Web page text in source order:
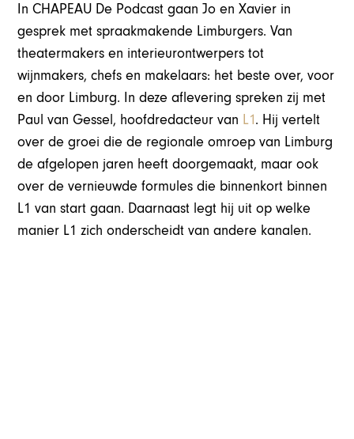
In CHAPEAU De Podcast gaan Jo en Xavier in
gesprek met spraakmakende Limburgers. Van
theatermakers en interieurontwerpers tot
wijnmakers, chefs en makelaars: het beste over, voor
en door Limburg. In deze aflevering spreken zij met
Paul van Gessel, hoofdredacteur van L1. Hij vertelt
over de groei die de regionale omroep van Limburg
de afgelopen jaren heeft doorgemaakt, maar ook
over de vernieuwde formules die binnenkort binnen
L1 van start gaan. Daarnaast legt hij uit op welke
manier L1 zich onderscheidt van andere kanalen.